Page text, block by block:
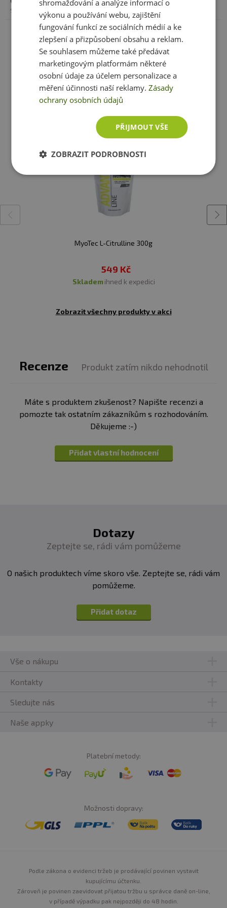
Minimální trvanlivost:Viz. obal
Upozornění:
Potravina vhodná zejména pro sportovce.
Skladujte v suchu a při teplotě do 25 °C. Nevystavujte
přímému slunečnímu záření. Chraňte před mrazem.
Výrobce neručí za vady vzniklé nevhodným skladováním
a použitím.
Upozornění pro alergiky:
Alergeny ve složení
zvýrazněný.
sukralóza.
Tropical:l-citrulin malát 2:1, aroma tropical fruit,
sladidlo - sukralóza, barvivo - kurkumin.
Natural:l-citrulin malát 2:1.
Zobrazit celé parametry
Ještě jste si nevybrali?
Doporučujeme vám podobné produkty
MyoTec L-Citrulline 300g
549 Kč
skladem ihned k expedici
Zobrazit všechny produkty v akci
Recenze Produkt zatím nikdo nehodnotil
Máte s produktem zkušenost? Napište recenzi a
pomozte tak ostatním zákazníkům s rozhodováním.
Děkujeme :-)
Přidat vlastní hodnocení
Dotazy
Zeptejte se, rádi vám pomůžeme
O našich produktech víme skoro vše. Zeptejte se, rádi vám
pomůžeme.
Přidat dotaz
Vše o nákupu
Kontakty
Sledujte nás
Naše appky
Platební metody:
Možnosti dopravy:
Podle zákona o evidenci tržeb je prodávající povinen vystavit
kupujícímu účtenku.
Zároveň je povinen zaevidovat přijatou tržbu u správce daně on-line,
v případě výpadku pak nejpozději do 48 hodin.
shromažďování a analýze informací o
výkonu a používání webu, zajištění
fungování funkcí ze sociálních médií a ke
zlepšení a přizpůsobení obsahu a reklam.
Se souhlasem můžeme také předávat
marketingovým platformám některé
osobní údaje za účelem personalizace a
měření účinnosti naší reklamy.Zásady
ochrany osobních údajů
PŘIJMOUT VŠE
ZOBRAZIT PODROBNOSTI